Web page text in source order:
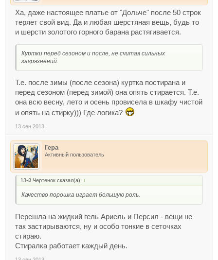
Ха, даже настоящее платье от "Дольче" после 50 строк
теряет свой вид. Да и любая шерстяная вещь, будь то
и шерсти золотого горного барана растягивается.
Куртки перед сезоном и после, не считая сильных
загрязнений.
Т.е. после зимы (после сезона) куртка постирана и
перед сезоном (перед зимой) она опять стирается. Т.е.
она всю весну, лето и осень провисела в шкафу чистой
и опять на стирку))) Где логика?
13 сен 2013
Гера
Активный пользователь
13-й Чертенок сказал(а): ↑
Качество порошка играет большую роль.
Перешла на жидкий гель Ариель и Персил - вещи не
так застирываются, ну и особо тонкие в сеточках
стираю.
Стиралка работает каждый день.